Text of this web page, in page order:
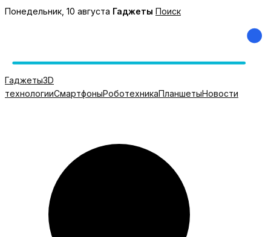
Перейти
Понедельник, 10 августа Гаджеты Поиск
Гаджеты3D
технологииСмартфоныРоботехникаПланшетыНовости